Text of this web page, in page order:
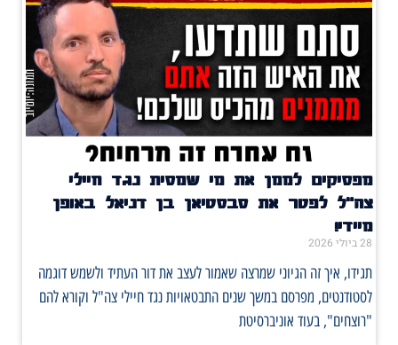
מפסיקים לממן את מי שמסית נגד חיילי
צה"ל לפטר את סבסטיאן בן דניאל באופן
מיידי!
28 ביולי 2026
תגידו, איך זה הגיוני שמרצה שאמור לעצב את דור העתיד ולשמש דוגמה
לסטודנטים, מפרסם במשך שנים התבטאויות נגד חיילי צה"ל וקורא להם
"רוצחים", בעוד אוניברסיטת